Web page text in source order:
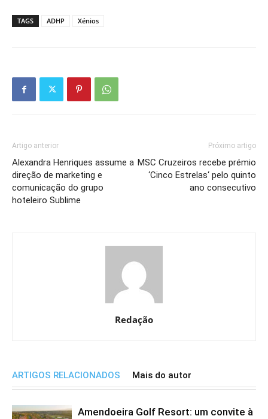
TAGS ADHP Xénios
Artigo anterior
Alexandra Henriques assume a
direção de marketing e
comunicação do grupo
hoteleiro Sublime
Próximo artigo
MSC Cruzeiros recebe prémio
‘Cinco Estrelas‘ pelo quinto
ano consecutivo
Redação
ARTIGOS RELACIONADOS Mais do autor
Amendoeira Golf Resort: um convite à